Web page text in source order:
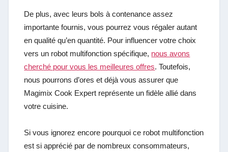
De plus, avec leurs bols à contenance assez
importante fournis, vous pourrez vous régaler autant
en qualité qu’en quantité. Pour influencer votre choix
vers un robot multifonction spécifique, nous avons
cherché pour vous les meilleures offres.Toutefois,
nous pourrons d’ores et déjà vous assurer que
Magimix Cook Expert représente un fidèle allié dans
votre cuisine.
Si vous ignorez encore pourquoi ce robot multifonction
est si apprécié par de nombreux consommateurs,